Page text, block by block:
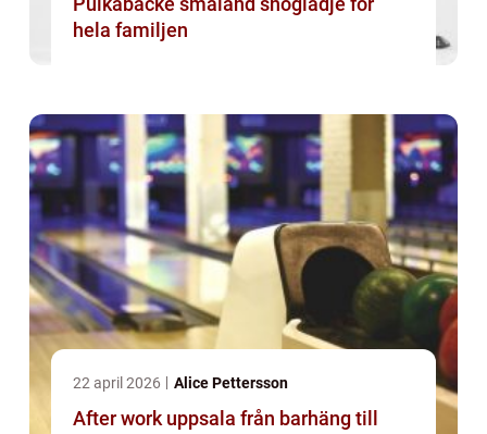
hela familjen
22 april 2026 Alice Pettersson
After work uppsala från barhäng till